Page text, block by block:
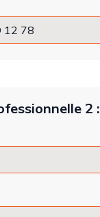
2 :